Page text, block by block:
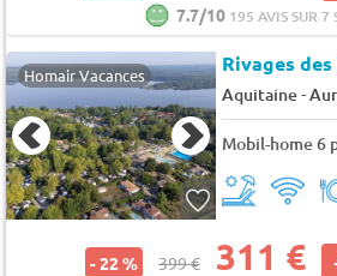
7.7/10 195 AVIS SUR 7
Homair Vacances Rivages
Aquitaine-
Mobil-home 6
- 22 % 399 € 311 €